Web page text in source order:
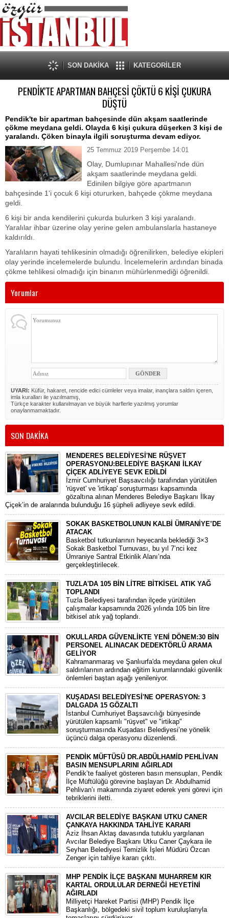
SON DAKİKA KATEGORİLER
PENDİK'TE APARTMAN BAHÇESİ ÇÖKTÜ 6 KİŞİ ÇUKURA
DÜŞTÜ
Pendik'te bir apartman bahçesinde dün akşam saatlerinde
çökme meydana geldi. Olayda 6 kişi çukura düşerken 3 kişi de
yaralandı. Çöken binayla ilgili soruşturma devam ediyor.
25 Temmuz 2019 Perşembe 14:01
Olay, Dumlupınar Mahallesi'nde dün
akşam saatlerinde meydana geldi.
Edinilen bilgiye göre apartmanın
bahçesinde 1'i çocuk 6 kişi otururken, bahçede çökme meydana
geldi.
6 kişi bir anda kendilerini çukurda bulurken 3 kişi yaralandı.
Yaralılar ihbar üzerine olay yerine gelen ambulanslarla hastaneye
kaldırıldı.
Yaralıların hayati tehlikesinin olmadığı öğrenilirken, belediye ekipleri
olay yerinde incelemelerde bulundu. İncelemelerin ardından binada
çökme tehlikesi olmadığı için binanın mühürlenmediği öğrenildi.
Yorumlar
UYARI: Küfür, hakaret, rencide edici cümleler veya imalar, inançlara saldırı içeren,
imla kuralları ile yazılmamış,
Türkçe karakter kullanılmayan ve büyük harflerle yazılmış yorumlar
onaylanmamaktadır.
SON DAKİKA
MENDERES BELEDİYESİ'NE RÜŞVET
OPERASYONU:BELEDİYE BAŞKANI İLKAY
ÇİÇEK ADLİYEYE SEVK EDİLDİ
​İzmir Cumhuriyet Başsavcılığı tarafından yürütülen
'rüşvet' ve 'irtikap' soruşturması kapsamında
gözaltına alınan Menderes Belediye Başkanı İlkay
Çiçek’in de aralarında bulunduğu 16 şüpheli adliyeye sevk edildi.
SOKAK BASKETBOLUNUN KALBİ ÜMRANİYE’DE
ATACAK
Basketbol tutkunlarının heyecanla beklediği 3×3
Sokak Basketbol Turnuvası, bu yıl 7’nci kez
Ümraniye Santral Etkinlik Alanı’nda
gerçekleştirilecek.
TUZLA'DA 105 BİN LİTRE BİTKİSEL ATIK YAĞ
TOPLANDI
Tuzla Belediyesi tarafından ilçede yürütülen
çalışmalar kapsamında 2026 yılında 105 bin litre
bitkisel atık yağ toplandı.
OKULLARDA GÜVENLİKTE YENİ DÖNEM:30 BİN
PERSONEL ALINACAK DEDEKTÖRLÜ ARAMA
GELİYOR
​Kahramanmaraş ve Şanlıurfa'da meydana gelen okul
saldırılarının ardından eğitim kurumlarındaki güvenlik
önlemleri baştan aşağı yenileniyor.
KUŞADASI BELEDİYESİ'NE OPERASYON: 3
DALGADA 15 GÖZALTI
​İstanbul Cumhuriyet Başsavcılığı bünyesinde
yürütülen kapsamlı "rüşvet" ve "irtikap"
soruşturmasında Kuşadası Belediyesi’ne yönelik
üçüncü dalga operasyonu düzenlendi.
PENDİK MÜFTÜSÜ DR.ABDÜLHAMİD PEHLİVAN
BASIN MENSUPLARINI AĞIRLADI
​Pendik’te faaliyet gösteren basın mensupları, Pendik
İlçe Müftülüğü görevine başlayan Dr. Abdulhamid
Pehlivan’ı makamında ziyaret ederek yeni görevi için
tebriklerini iletti.
AVCILAR BELEDİYE BAŞKANI UTKU CANER
ÇANKAYA HAKKINDA TAHLİYE KARARI
​Aziz İhsan Aktaş davasında tutuklu yargılanan
Avcılar Belediye Başkanı Utku Caner Çaykara ile
Seyhan Belediyesi Temizlik İşleri Müdürü Özcan
Zenger için tahliye kararı çıktı.
MHP PENDİK İLÇE BAŞKANI MUHARREM KIR
KARTAL ORDULULAR DERNEĞİ HEYETİNİ
AĞIRLADI
​Milliyetçi Hareket Partisi (MHP) Pendik İlçe
Başkanlığı, bölgedeki sivil toplum kuruluşlarıyla